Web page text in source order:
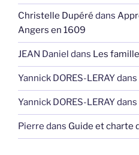
Christelle Dupéré dans
Angers en 1609
JEAN Daniel dans Les
Yannick DORES-LERAYdans
Yannick DORES-LERAYdans
Pierre dans Guide et charte